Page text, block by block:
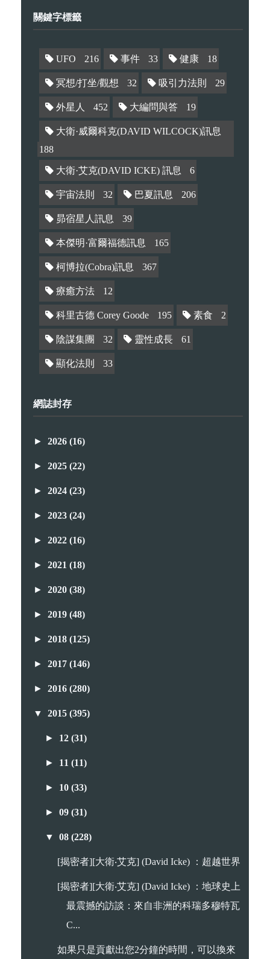
關鍵字標籤
UFO 216 事件 33 健康 18
冥想/打坐/觀想 32 吸引力法則 29
外星人 452 大編問與答 19
大衛·威爾科克(DAVID WILCOCK)訊息
188
大衛·艾克(DAVID ICKE) 訊息 6
宇宙法則 32 巴夏訊息 206
昴宿星人訊息 39
本傑明·富爾福德訊息 165
柯博拉(Cobra)訊息 367
療癒方法 12
科里古德 Corey Goode 195 素食 2
陰謀集團 32 靈性成長 61
顯化法則 33
網誌封存
► 2026 (16)
► 2025 (22)
► 2024 (23)
► 2023 (24)
► 2022 (16)
► 2021 (18)
► 2020 (38)
► 2019 (48)
► 2018 (125)
► 2017 (146)
► 2016 (280)
▼ 2015 (395)
► 12(31)
► 11(11)
► 10(33)
►09(31)
▼08(228)
[揭密者][大衛‧艾克] (David Icke) ：超越世界
[揭密者][大衛‧艾克] (David Icke) ：地球史上
最震撼的訪談：來自非洲的科瑞多穆特瓦
C...
如果只是貢獻出您2分鐘的時間，可以換來